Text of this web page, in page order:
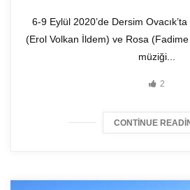
6-9 Eylül 2020’de Dersim
(Erol Volkan İldem) ve Rosa (Fadime
müziği...
2
CONTINUE